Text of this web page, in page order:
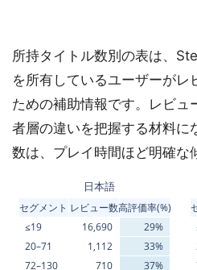
所持タイトル数別の表は、
を所有しているユーザーがレ
ための補助情報です。レビュ
者層の違いを把握する材料に
数は、プレイ時間ほど明確な